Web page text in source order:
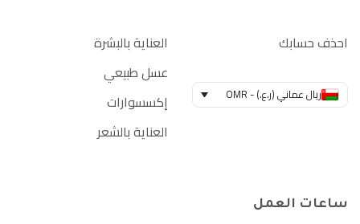
احذف حسابك
ريال عماني (ر.ع.) - OMR
العناية بالبشرة
عسل طبيعي
إكسسوارات
العناية بالشعر
ساعات العمل